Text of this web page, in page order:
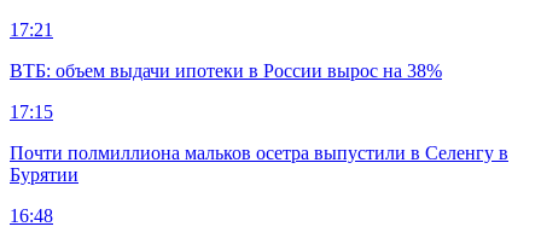
17:21
ВТБ: объем выдачи ипотеки в России вырос на 38%
17:15
Почти полмиллиона мальков осетра выпустили в Селенгу в
Бурятии
16:48